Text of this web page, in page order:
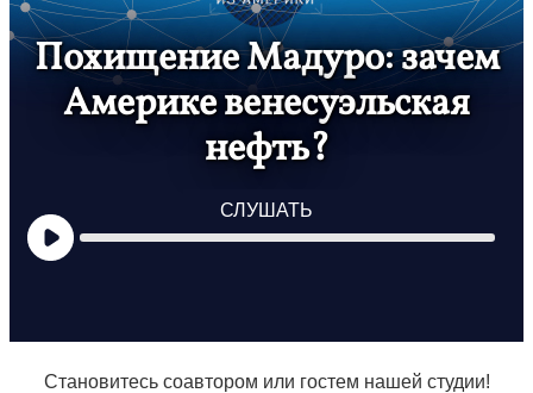
Похищение Мадуро: зачем
Америке венесуэльская
нефть?
СЛУШАТЬ
Становитесь соавтором или гостем нашей студии!